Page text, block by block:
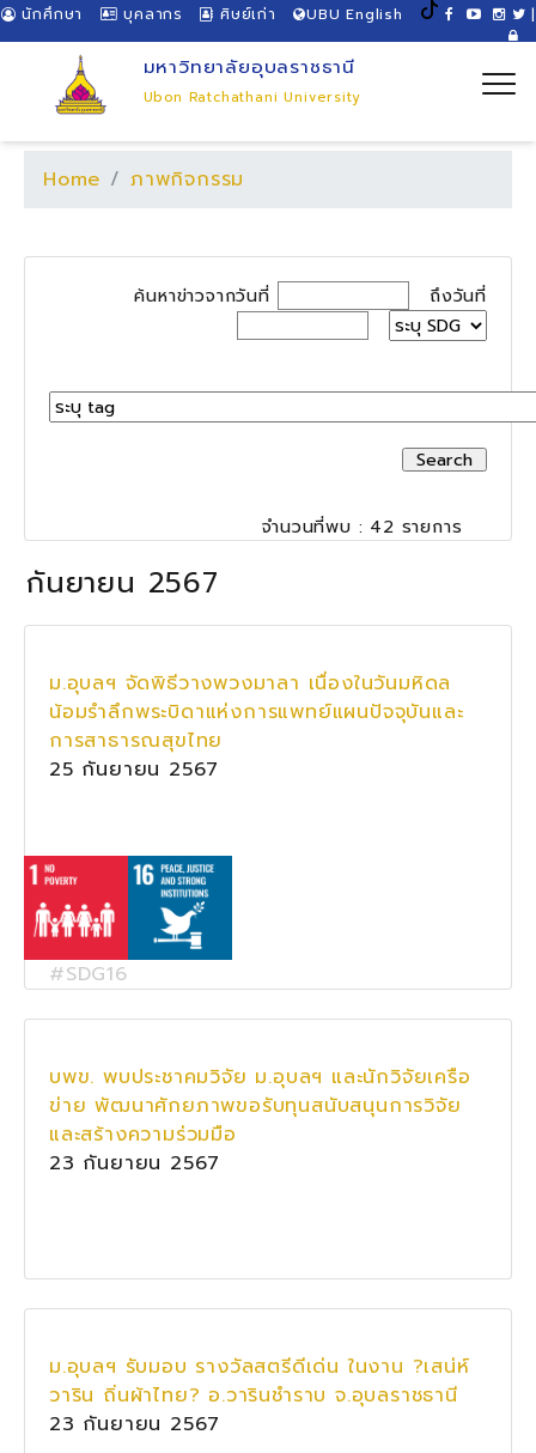
นักศึกษา บุคลากร ศิษย์เก่า UBU English |
มหาวิทยาลัยอุบลราชธานี
Ubon Ratchathani University
Home ภาพกิจกรรม
ค้นหาข่าวจากวันที่ ถึงวันที่
จำนวนที่พบ : 42 รายการ
กันยายน 2567
ม.อุบลฯ จัดพิธีวางพวงมาลา เนื่องในวันมหิดล
น้อมรำลึกพระบิดาแห่งการแพทย์แผนปัจจุบันและ
การสาธารณสุขไทย
25 กันยายน 2567
#SDG16
บพข. พบประชาคมวิจัย ม.อุบลฯ และนักวิจัยเครือ
ข่าย พัฒนาศักยภาพขอรับทุนสนับสนุนการวิจัย
และสร้างความร่วมมือ
23 กันยายน 2567
ม.อุบลฯ รับมอบ รางวัลสตรีดีเด่น ในงาน ?เสน่ห์
วาริน ถิ่นผ้าไทย? อ.วารินชำราบ จ.อุบลราชธานี
23 กันยายน 2567